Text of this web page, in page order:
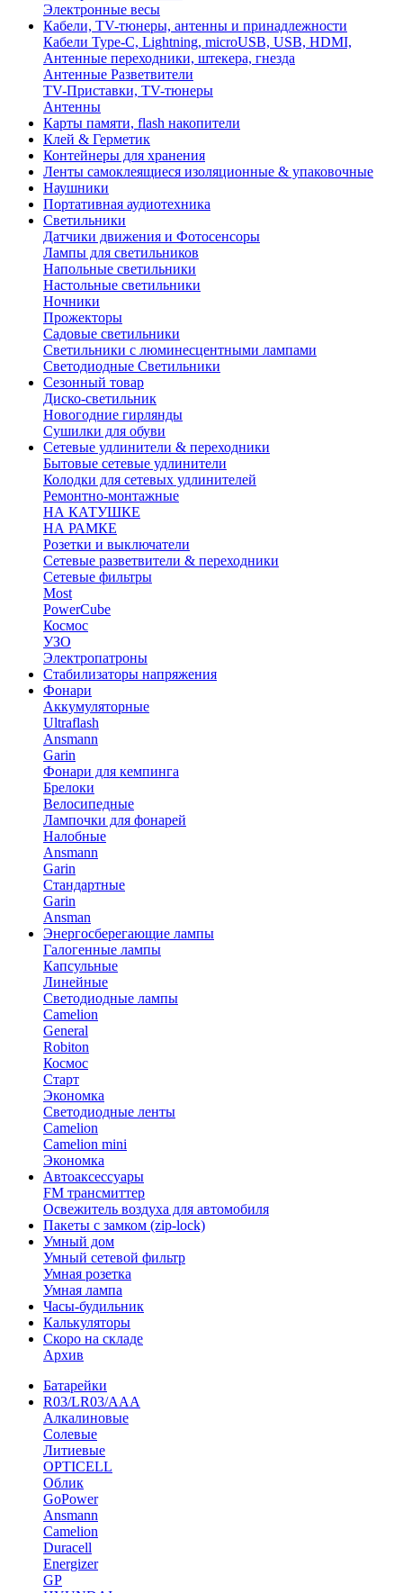
Электронные весы
Кабели, TV-тюнеры, антенны и принадлежности
Кабели Type-C, Lightning, microUSB, USB, HDMI,
Антенные переходники, штекера, гнезда
Антенные Разветвители
TV-Приставки, TV-тюнеры
Антенны
Карты памяти, flash накопители
Клей & Герметик
Контейнеры для хранения
Ленты самоклеящиеся изоляционные & упаковочные
Наушники
Портативная аудиотехника
Светильники
Датчики движения и Фотосенсоры
Лампы для светильников
Напольные светильники
Настольные светильники
Ночники
Прожекторы
Садовые светильники
Светильники с люминесцентными лампами
Светодиодные Светильники
Сезонный товар
Диско-светильник
Новогодние гирлянды
Сушилки для обуви
Сетевые удлинители & переходники
Бытовые сетевые удлинители
Колодки для сетевых удлинителей
Ремонтно-монтажные
НА КАТУШКЕ
НА РАМКЕ
Розетки и выключатели
Сетевые разветвители & переходники
Сетевые фильтры
Most
PowerCube
Космос
УЗО
Электропатроны
Стабилизаторы напряжения
Фонари
Аккумуляторные
Ultraflash
Ansmann
Garin
Фонари для кемпинга
Брелоки
Велосипедные
Лампочки для фонарей
Налобные
Ansmann
Garin
Стандартные
Garin
Ansman
Энергосберегающие лампы
Галогенные лампы
Капсульные
Линейные
Светодиодные лампы
Camelion
General
Robiton
Космос
Старт
Экономка
Светодиодные ленты
Camelion
Camelion mini
Экономка
Автоаксессуары
FM трансмиттер
Освежитель воздуха для автомобиля
Пакеты с замком (zip-lock)
Умный дом
Умный сетевой фильтр
Умная розетка
Умная лампа
Часы-будильник
Калькуляторы
Скоро на складе
Архив
Батарейки
R03/LR03/AAA
Алкалиновые
Солевые
Литиевые
OPTICELL
Облик
GoPower
Ansmann
Camelion
Duracell
Energizer
GP